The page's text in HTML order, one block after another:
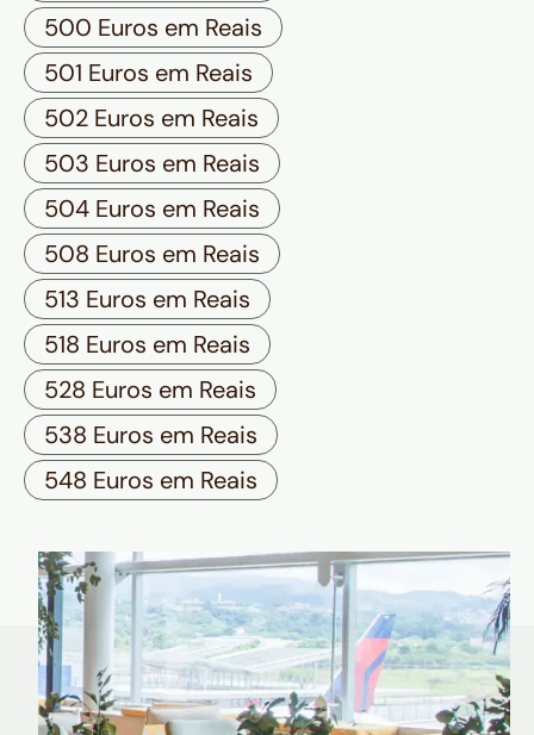
500 Euros em Reais
501 Euros em Reais
502 Euros em Reais
503 Euros em Reais
504 Euros em Reais
508 Euros em Reais
513 Euros em Reais
518 Euros em Reais
528 Euros em Reais
538 Euros em Reais
548 Euros em Reais
Quem é Nomad tem